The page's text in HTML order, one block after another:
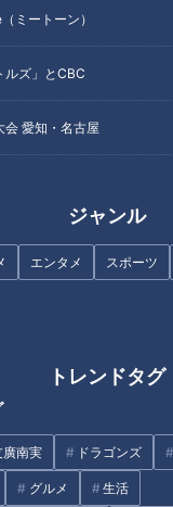
ミートーン）
ルズ」とCBC
会 愛知・名古屋
ジャンル
エンタメ スポーツ
トレンドタグ
廣南実 ドラゴンズ
グルメ 生活
トキャンペーン
キャンペーン応募ペ
3月8日(金) 23:59
ェレロ・ロシェ)」(30
アを代表するチョコ